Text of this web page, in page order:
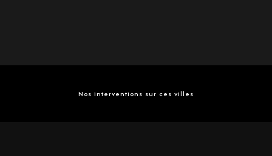
Nos interventions sur ces villes